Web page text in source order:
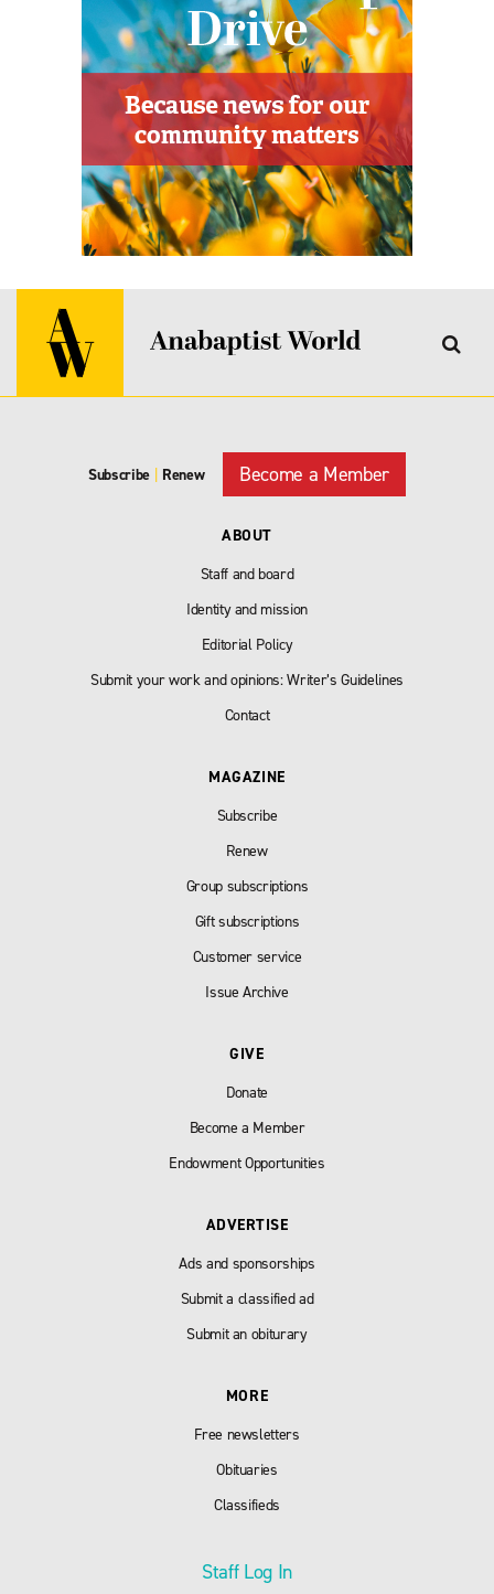
Subscribe | Renew Become a Member
ABOUT
Staff and board
Identity and mission
Editorial Policy
Submit your work and opinions: Writer’s Guidelines
Contact
MAGAZINE
Subscribe
Renew
Group subscriptions
Gift subscriptions
Customer service
Issue Archive
GIVE
Donate
Become a Member
Endowment Opportunities
ADVERTISE
Ads and sponsorships
Submit a classified ad
Submit an obiturary
MORE
Free newsletters
Obituaries
Classifieds
Staff Log In